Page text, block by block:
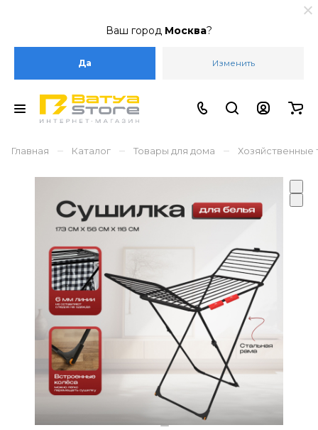
Ваш город Москва?
Да Изменить
Главная – Каталог – Товары для дома – Хозяйственные